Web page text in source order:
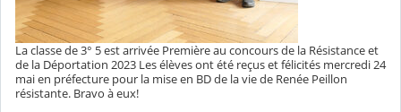
La classe de 3° 5 est arrivée Première au concours de la Résistance et
de la Déportation 2023 Les élèves ont été reçus et félicités mercredi 24
mai en préfecture pour la mise en BD de la vie de Renée Peillon
résistante. Bravo à eux!